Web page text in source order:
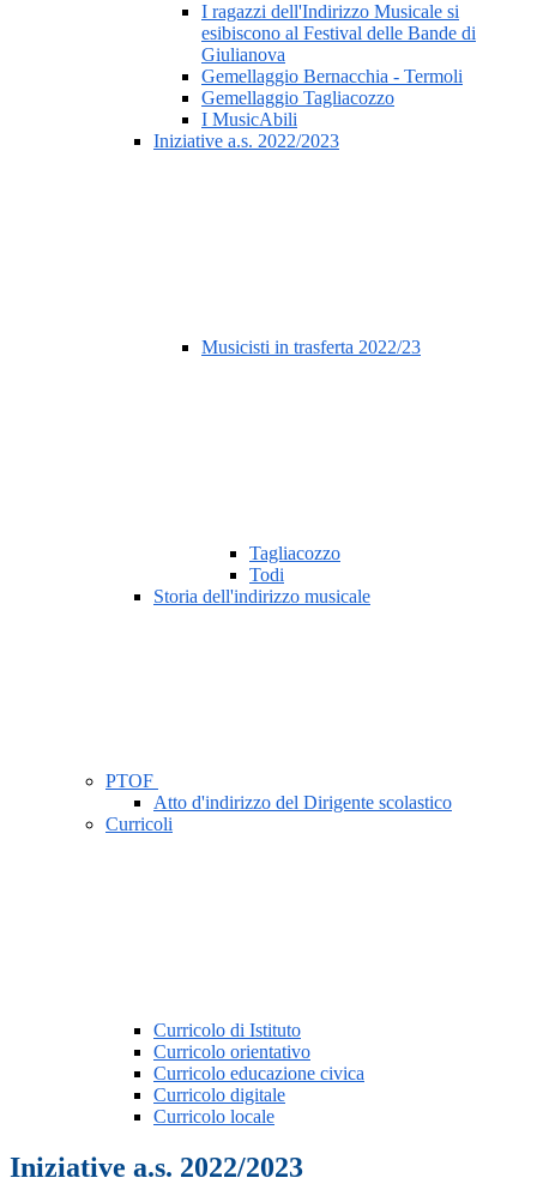
I ragazzi dell'Indirizzo Musicale si
esibiscono al Festival delle Bande di
Giulianova
Gemellaggio Bernacchia - Termoli
Gemellaggio Tagliacozzo
I MusicAbili
Iniziative a.s. 2022/2023
Musicisti in trasferta 2022/23
Tagliacozzo
Todi
Storia dell'indirizzo musicale
PTOF
Atto d'indirizzo del Dirigente scolastico
Curricoli
Curricolo di Istituto
Curricolo orientativo
Curricolo educazione civica
Curricolo digitale
Curricolo locale
Iniziative a.s. 2022/2023